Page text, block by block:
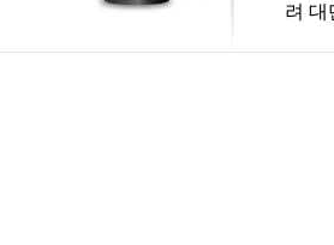
려 대